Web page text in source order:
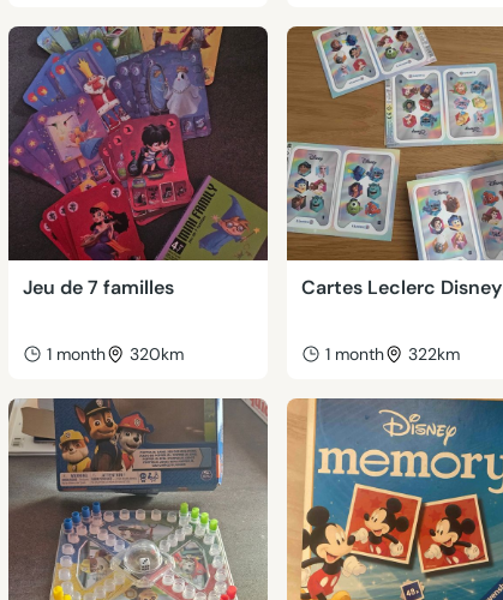
Jeu de 7 familles
1 month 320km
Cartes Leclerc Disney
1 month 322km